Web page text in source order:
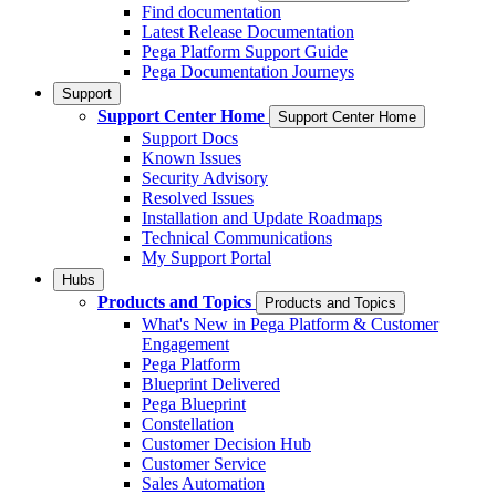
Find documentation
Latest Release Documentation
Pega Platform Support Guide
Pega Documentation Journeys
Support
Support Center Home Support Center Home
Support Docs
Known Issues
Security Advisory
Resolved Issues
Installation and Update Roadmaps
Technical Communications
My Support Portal
Hubs
Products and Topics Products and Topics
What's New in Pega Platform & Customer
Engagement
Pega Platform
Blueprint Delivered
Pega Blueprint
Constellation
Customer Decision Hub
Customer Service
Sales Automation